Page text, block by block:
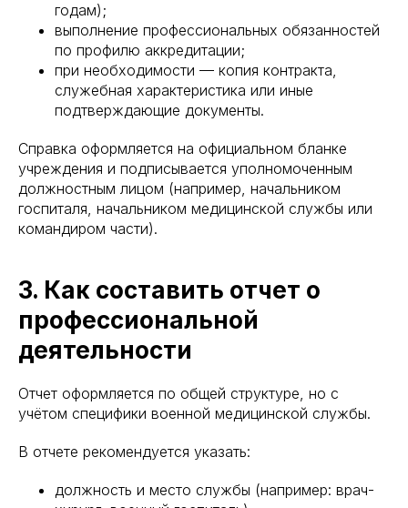
годам);
выполнение профессиональных обязанностей
по профилю аккредитации;
при необходимости — копия контракта,
служебная характеристика или иные
подтверждающие документы.
Справка оформляется на официальном бланке
учреждения и подписывается уполномоченным
должностным лицом (например, начальником
госпиталя, начальником медицинской службы или
командиром части).
3. Как составить отчет о
профессиональной
деятельности
Отчет оформляется по общей структуре, но с
учётом специфики военной медицинской службы.
В отчете рекомендуется указать:
должность и место службы (например: врач-